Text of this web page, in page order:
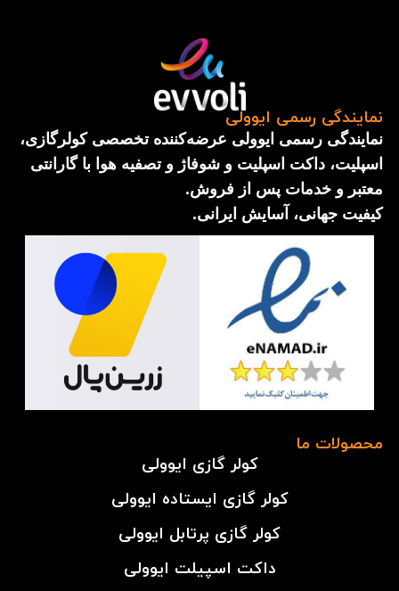
نمایندگی رسمی ایوولی
نمایندگی رسمی ایوولی عرضه‌کننده تخصصی کولرگازی،
اسپلیت، داکت اسپلیت و شوفاژ و تصفیه هوا با گارانتی
معتبر و خدمات پس از فروش.
کیفیت جهانی، آسایش ایرانی.
محصولات ما
کولر گازی ایوولی
کولر گازی ایستاده ایوولی
کولر گازی پرتابل ایوولی
داکت اسپیلت ایوولی